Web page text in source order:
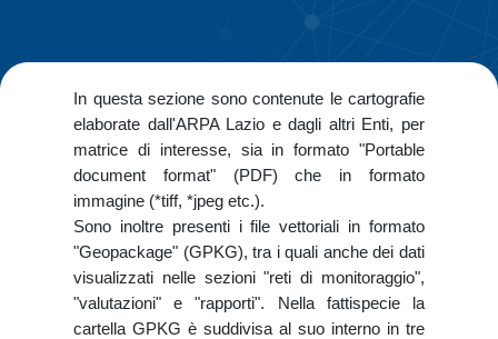
In questa sezione sono contenute le cartografie
elaborate dall'ARPA Lazio e dagli altri Enti, per
matrice di interesse, sia in formato "Portable
document format" (PDF) che in formato
immagine (*tiff, *jpeg etc.).
Sono inoltre presenti i file vettoriali in formato
"Geopackage" (GPKG), tra i quali anche dei dati
visualizzati nelle sezioni "reti di monitoraggio",
"valutazioni" e "rapporti". Nella fattispecie la
cartella GPKG è suddivisa al suo interno in tre